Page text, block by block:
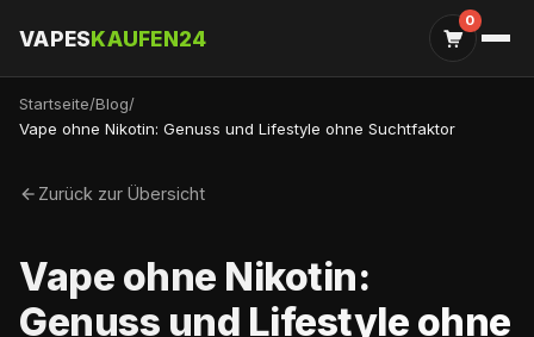
VAPESKAUFEN24
0
Startseite/Blog/
Vape ohne Nikotin: Genuss und Lifestyle ohne Suchtfaktor
Zurück zur Übersicht
Vape ohne Nikotin:
Genuss und Lifestyle ohne